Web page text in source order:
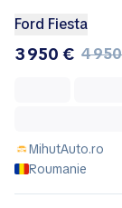
Ford Fiesta
3 950 € 4
MihutAuto.ro
Roumanie